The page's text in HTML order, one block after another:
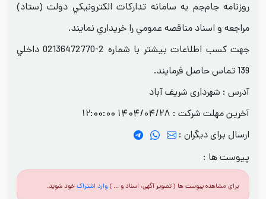
روزنامه جام‌جم به سامانه تداركات الكترونيكي دولت (ستاد)
مراجعه و اسناد مناقصه عمومي را خريداري نمايند.
جهت كسب اطلاعات بيشتر با شماره 2-02136472770 داخلي
139 تماس حاصل فرمايند.
آدرس : شهرداری شریف آباد
آخرین مهلت شرکت : 1404/04/28 12:00:00
ارسال برای دیگران :
پیوست ها :
برای مشاهده پیوست ها ( تصویر آگهی، اسناد و ... ) وارد اشتراکخود شوید.